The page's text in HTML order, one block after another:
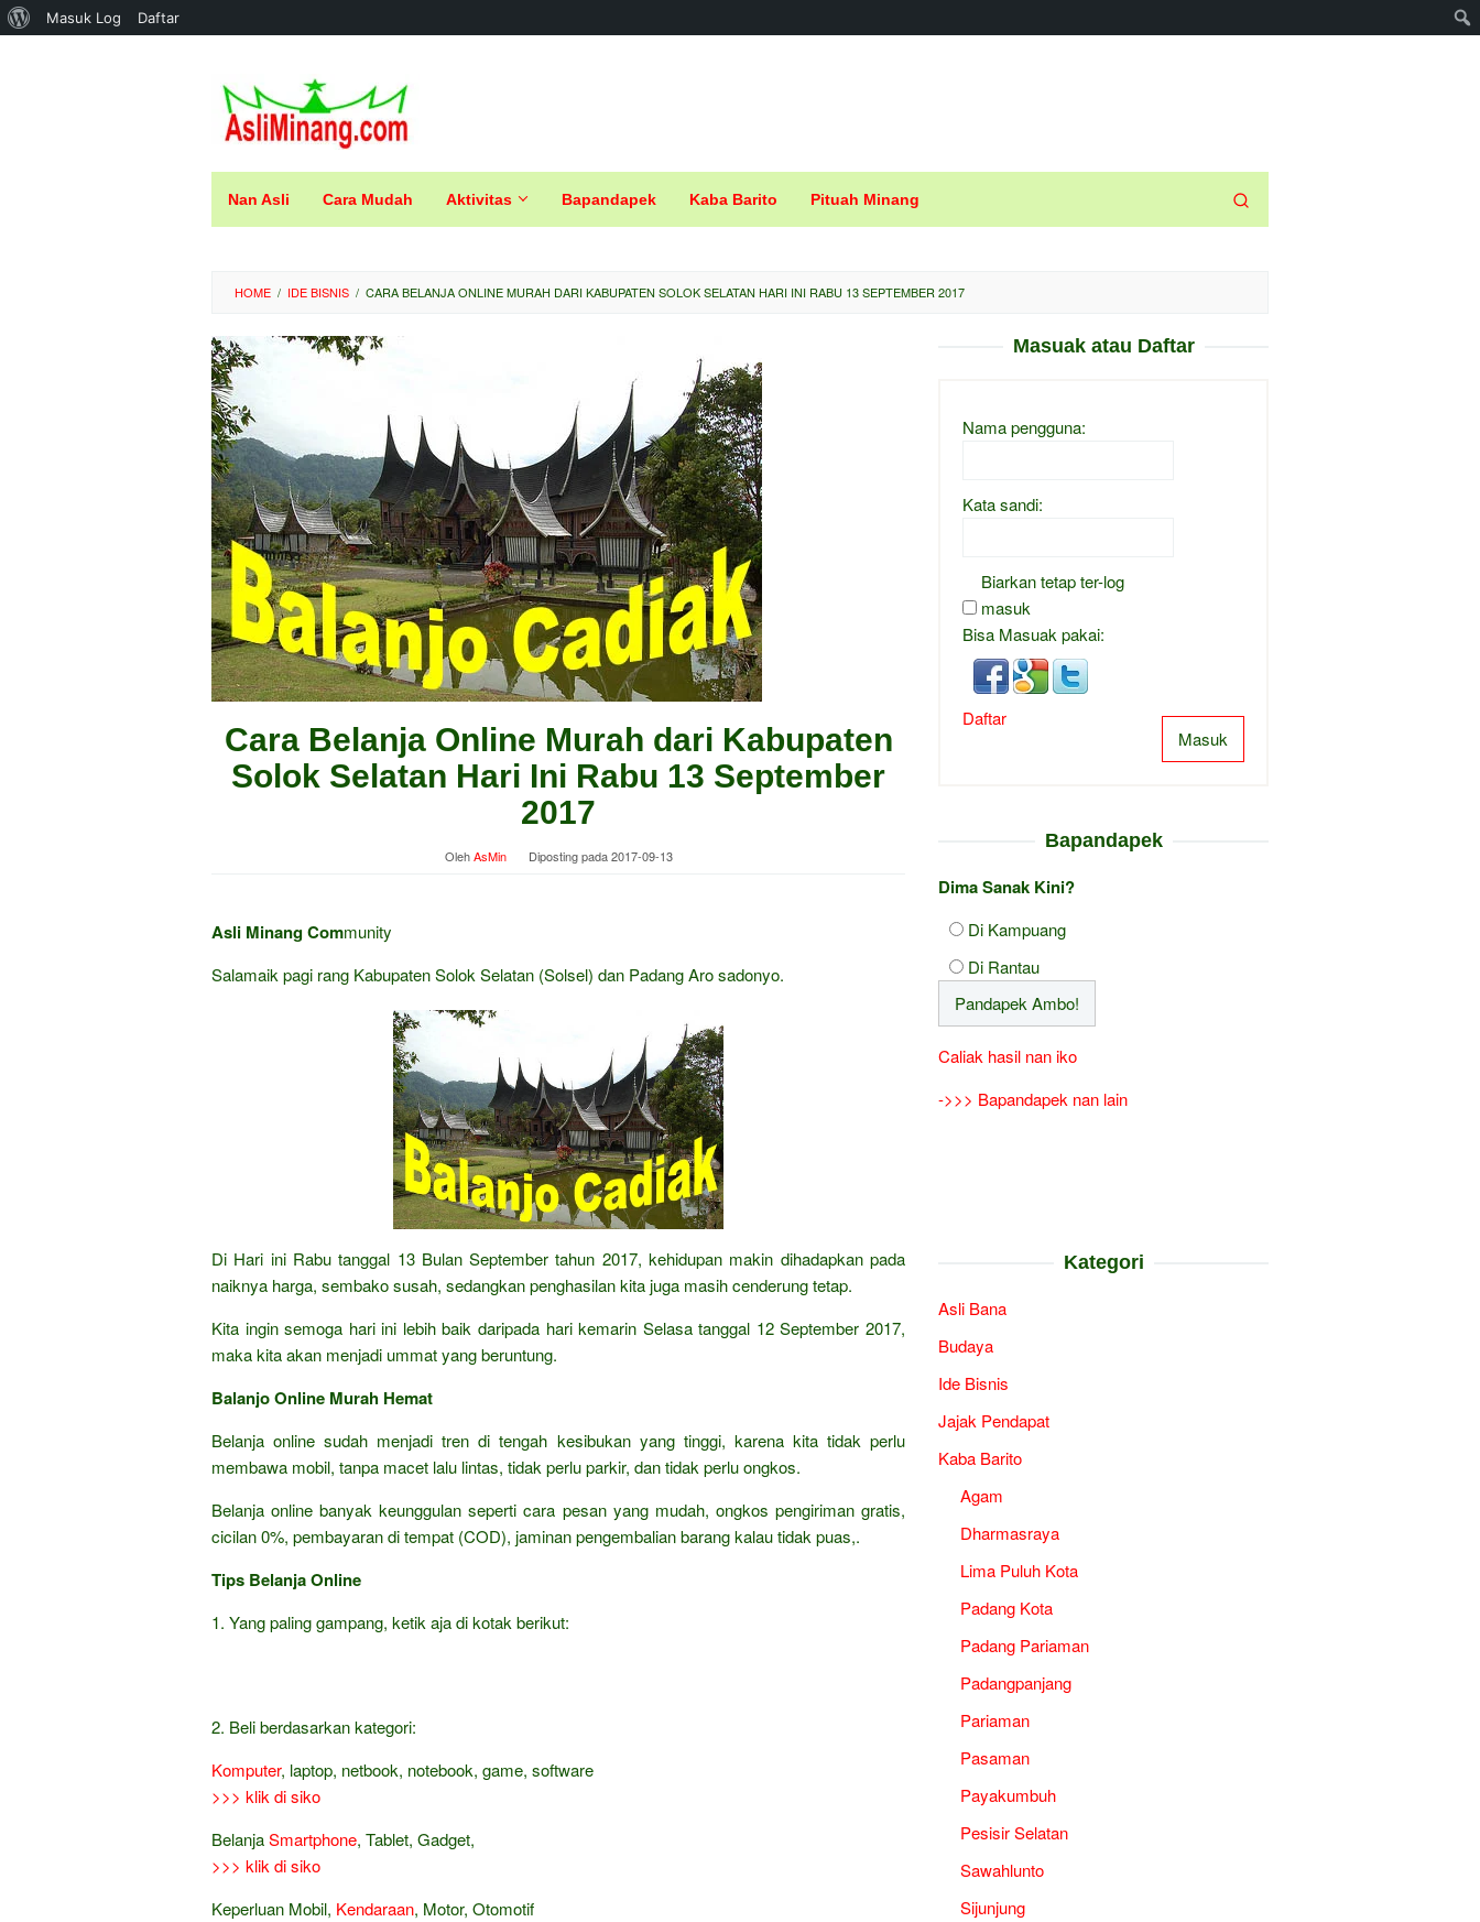
Tentang
Masuk Log Daftar
konten
Nan Asli Cara Mudah Aktivitas Bapandapek Kaba Barito Pituah Minang
HOME / IDE BISNIS / CARA BELANJA ONLINE MURAH DARI KABUPATEN SOLOK SELATAN HARI INI RABU 13 SEPTEMBER 2017
Cara Belanja Online Murah dari Kabupaten
Solok Selatan Hari Ini Rabu 13 September
2017
OlehAsMin Diposting pada2017-09-13
Asli Minang Community
Salamaik pagi rang Kabupaten Solok Selatan (Solsel) dan Padang Aro sadonyo.
Di Hari ini Rabu tanggal 13 Bulan September tahun 2017, kehidupan makin dihadapkan pada
naiknya harga, sembako susah, sedangkan penghasilan kita juga masih cenderung tetap.
Kita ingin semoga hari ini lebih baik daripada hari kemarin Selasa tanggal 12 September 2017,
maka kita akan menjadi ummat yang beruntung.
Balanjo Online Murah Hemat
Belanja online sudah menjadi tren di tengah kesibukan yang tinggi, karena kita tidak perlu
membawa mobil, tanpa macet lalu lintas, tidak perlu parkir, dan tidak perlu ongkos.
Belanja online banyak keunggulan seperti cara pesan yang mudah, ongkos pengiriman gratis,
cicilan 0%, pembayaran di tempat (COD), jaminan pengembalian barang kalau tidak puas,.
Tips Belanja Online
1. Yang paling gampang, ketik aja di kotak berikut:
2. Beli berdasarkan kategori:
Komputer, laptop, netbook, notebook, game, software
>>> klik di siko
BelanjaSmartphone, Tablet, Gadget,
>>> klik di siko
Keperluan Mobil, Kendaraan, Motor, Otomotif
Masuak atau Daftar
Nama pengguna:
Kata sandi:
Biarkan tetap ter-log
masuk
Bisa Masuak pakai:
Masuk
Daftar
Bapandapek
Dima Sanak Kini?
Di Kampuang
Di Rantau
Caliak hasil nan iko
->>> Bapandapek nan lain
Kategori
Asli Bana
Budaya
Ide Bisnis
Jajak Pendapat
Kaba Barito
Agam
Dharmasraya
Lima Puluh Kota
Padang Kota
Padang Pariaman
Padangpanjang
Pariaman
Pasaman
Payakumbuh
Pesisir Selatan
Sawahlunto
Sijunjung